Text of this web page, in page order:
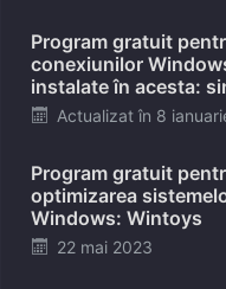
Program gratuit
conexiunilor
instalate în acesta:
Posted
Actualizat în 8
Program gratuit
optimizarea
Windows: Wintoys
Posted
22 mai 2023